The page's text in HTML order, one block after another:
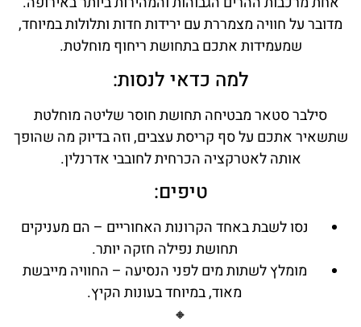
מדובר על חוויה מצמררת עם ירידות חדות ותלולות במיוחד,
שמעמידות אתכם בתחושת ריחוף מוחלטת.
למה כדאי לנסות:
סילבר סטאר מבטיחה תחושת חוסר שליטה מוחלטת
שתשאיר אתכם על סף קריסת עצבים, וזה בדיוק מה שהופך
אותה לאטרקציה הכרחית לחובבי אדרנלין.
טיפים:
נסו לשבת באחד הקרונות האחוריים – הם מעניקים
תחושת נפילה חזקה יותר.
מומלץ לשתות מים לפני הנסיעה – החוויה מייבשת
מאוד, במיוחד בעונות הקיץ.
🔸